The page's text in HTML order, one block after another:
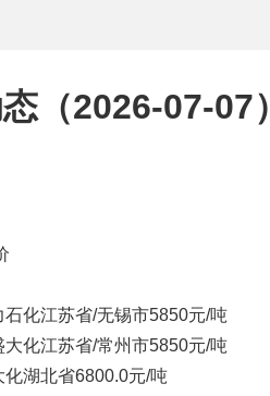
（2026-07-07）
石化江苏省/无锡市5850元/吨
大化江苏省/常州市5850元/吨
化湖北省6800.0元/吨